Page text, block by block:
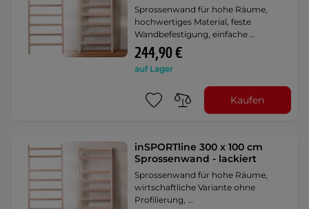
Sprossenwand für hohe Räume,
hochwertiges Material, feste
Wandbefestigung, einfache …
244,90 €
auf Lager
Kaufen
inSPORTline 300 x 100 cm
Sprossenwand - lackiert
Sprossenwand für hohe Räume,
wirtschaftliche Variante ohne
Profilierung, …